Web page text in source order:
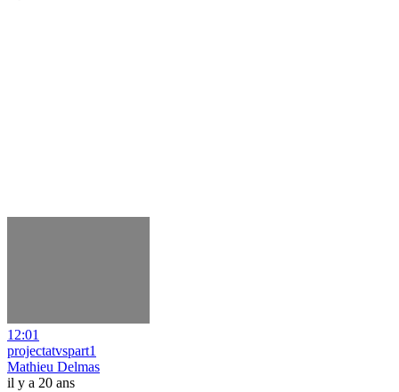
12:01
projectatvspart1
Mathieu Delmas
il y a 20 ans